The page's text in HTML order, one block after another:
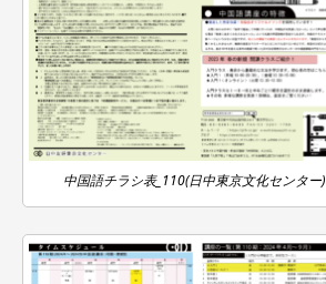
中国語チラシ表_110(日中東京文化センター)